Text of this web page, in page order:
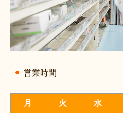
営業時間
月 火 水